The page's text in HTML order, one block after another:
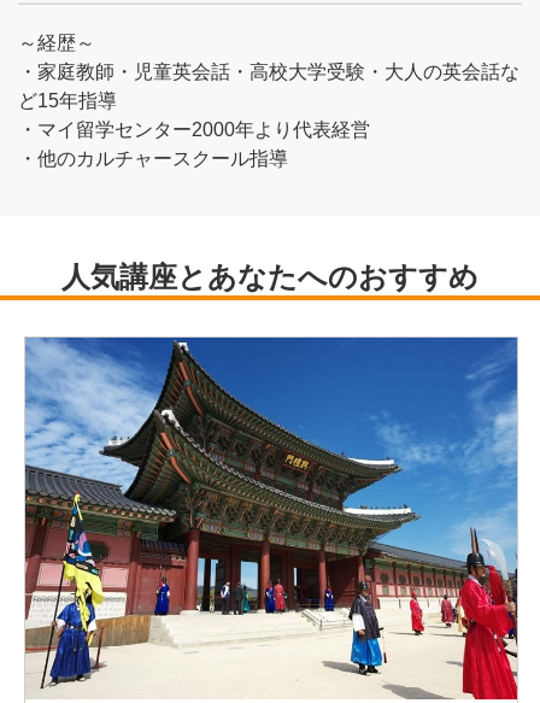
～経歴～
・家庭教師・児童英会話・高校大学受験・大人の英会話な
ど15年指導
・マイ留学センター2000年より代表経営
・他のカルチャースクール指導